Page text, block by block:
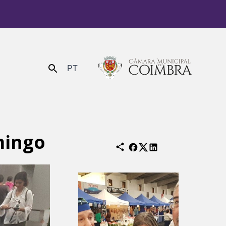
Enviar PT